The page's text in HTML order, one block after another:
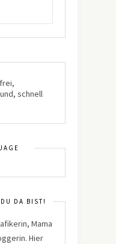
DA BIST!
Mama
Hier